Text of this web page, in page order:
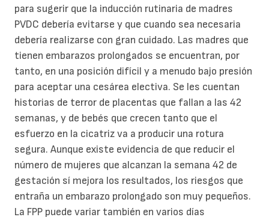
para sugerir que la inducción rutinaria de madres
PVDC debería evitarse y que cuando sea necesaria
debería realizarse con gran cuidado. Las madres que
tienen embarazos prolongados se encuentran, por
tanto, en una posición difícil y a menudo bajo presión
para aceptar una cesárea electiva. Se les cuentan
historias de terror de placentas que fallan a las 42
semanas, y de bebés que crecen tanto que el
esfuerzo en la cicatriz va a producir una rotura
segura. Aunque existe evidencia de que reducir el
número de mujeres que alcanzan la semana 42 de
gestación sí mejora los resultados, los riesgos que
entraña un embarazo prolongado son muy pequeños.
La FPP puede variar también en varios días